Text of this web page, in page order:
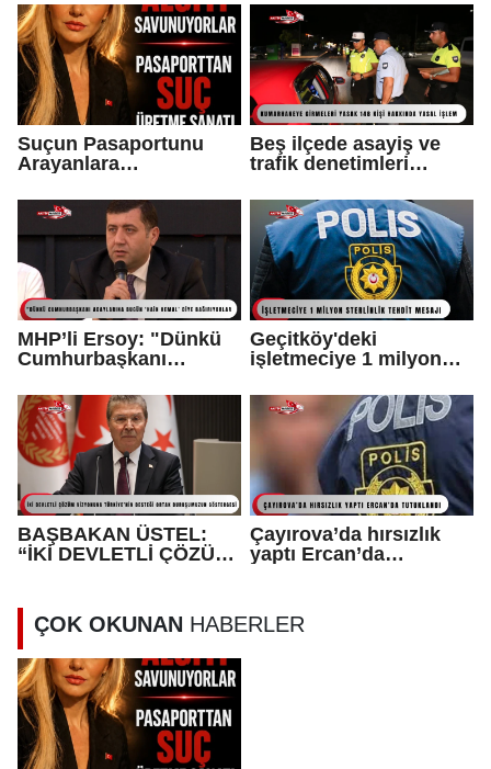
Suçun Pasaportunu
Arayanlara…
Beş ilçede asayiş ve
trafik denetimleri
MHP’li Ersoy: "Dünkü
Cumhurbaşkanı
Kemal’ diye
bağırıyorlar"
Geçitköy'deki
işletmeciye 1 milyon
1 tutuklu var
BAŞBAKAN ÜSTEL:
“İKİ DEVLETLİ ÇÖZÜM
ORTAK
DURUŞUMUZUN
GÖSTERGESİ”
Çayırova’da hırsızlık
yaptı Ercan’da
ÇOK OKUNAN HABERLER